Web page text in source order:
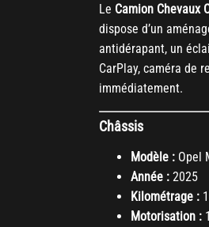
Le Camion Chevaux
dispose d’un
antidérapant, un
CarPlay, caméra de
immédiatement.
Châssis
Modèle : Opel
Année : 2025
Kilométrage :
Motorisation :